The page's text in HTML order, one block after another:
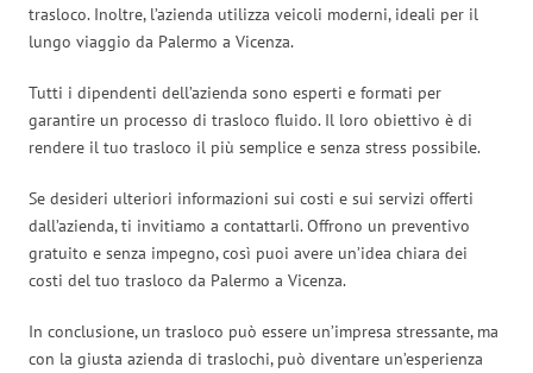
trasloco. Inoltre, l’azienda utilizza veicoli moderni, ideali per il
lungo viaggio da Palermo a Vicenza.
Tutti i dipendenti dell’azienda sono esperti e formati per
garantire un processo di trasloco fluido. Il loro obiettivo è di
rendere il tuo trasloco il più semplice e senza stress possibile.
Se desideri ulteriori informazioni sui costi e sui servizi offerti
dall’azienda, ti invitiamo a contattarli. Offrono un preventivo
gratuito e senza impegno, così puoi avere un’idea chiara dei
costi del tuo trasloco da Palermo a Vicenza.
In conclusione, un trasloco può essere un’impresa stressante, ma
con la giusta azienda di traslochi, può diventare un’esperienza